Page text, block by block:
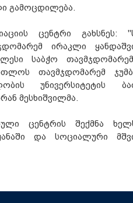
გამოცდილება.
ცენტრი გახსნეს:
ირაკლი
საბჭო
თავმჯდომარემ
უნივერსიტეტის
მესხიშვილმა.
ცენტრის შექმნა
და სოციალური